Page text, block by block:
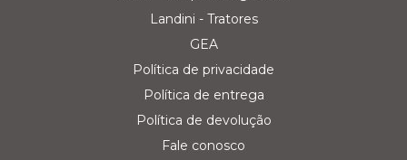
Landini - Tratores
GEA
Política de privacidade
Política de entrega
Política de devolução
Fale conosco